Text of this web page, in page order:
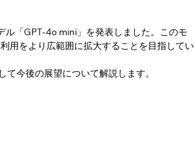
「GPT-4o mini」を発表しました。このモ
用をより広範囲に拡大することを目指してい
今後の展望について解説します。